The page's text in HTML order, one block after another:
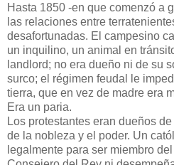
Hasta 1850 -en que comenzó a
las relaciones entre
desafortunadas. El campesino
un inquilino, un animal en
landlord; no era dueño ni de su
surco; el régimen feudal le
tierra, que en vez de madre era
Era un paria.
Los protestantes eran dueños
de la nobleza y el poder. Un
legalmente para ser miembro